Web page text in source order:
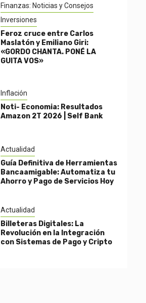
Finanzas: Noticias y Consejos
Inversiones
Feroz cruce entre Carlos
Maslatón y Emiliano Giri:
«GORDO CHANTA. PONÉ LA
GUITA VOS»
Inflación
Noti- Economia: Resultados
Amazon 2T 2026 | Self Bank
Actualidad
Guía Definitiva de Herramientas
Bancaamigable: Automatiza tu
Ahorro y Pago de Servicios Hoy
Actualidad
Billeteras Digitales: La
Revolución en la Integración
con Sistemas de Pago y Cripto